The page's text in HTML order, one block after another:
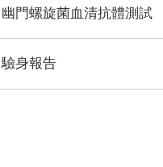
幽門螺旋菌血清抗體測試
驗身報告